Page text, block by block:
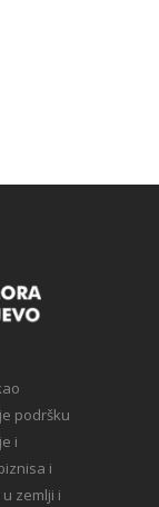
podršku
i
i
zemlji i